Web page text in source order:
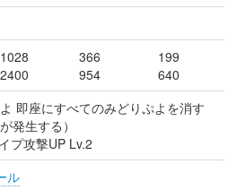
1028
2400
366
954
199
640
即座にすべてのみどりぷよを消す
発生する）
プ攻撃UP Lv.2
ル